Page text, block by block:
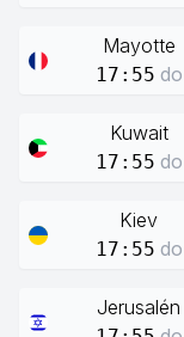
Mayotte
17:55 do
Kuwait
17:55 do
Kiev
17:55 do
Jerusalén